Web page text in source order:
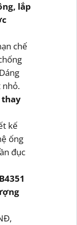
lắp
chế
nhỏ.
thay
kế
ống
đục